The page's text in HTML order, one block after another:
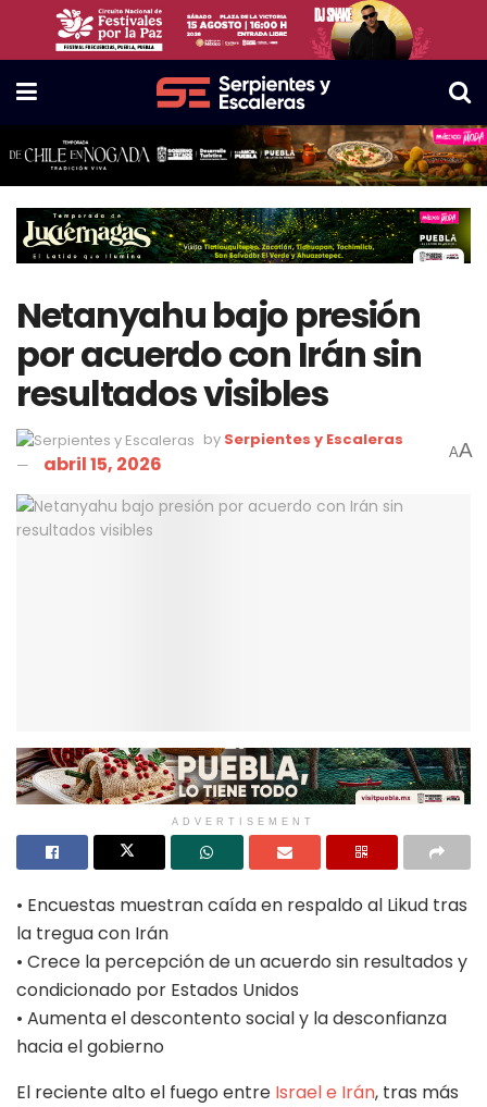
Netanyahu bajo presión
por acuerdo con Irán sin
resultados visibles
by Serpientes y Escaleras
abril 15, 2026 AA
ADVERTISEMENT
• Encuestas muestran caída en respaldo al Likud tras
la tregua con Irán
• Crece la percepción de un acuerdo sin resultados y
condicionado por Estados Unidos
• Aumenta el descontento social y la desconfianza
hacia el gobierno
El reciente alto el fuego entre Israel e Irán, tras más